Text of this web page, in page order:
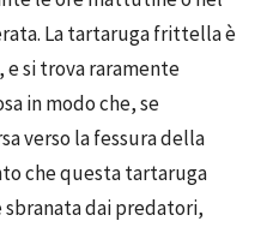
La tartaruga frittella è
e si trova raramente
in modo che, se
verso la fessura della
che questa tartaruga
dai predatori,